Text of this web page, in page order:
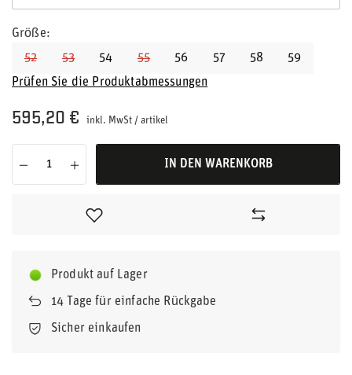
Größe
52
53 54 55 56 57 58
59
Prüfen Sie die Produktabmessungen
595,20 € inkl. MwSt / artikel
IN DEN WARENKORB
Produkt auf Lager
14 Tage für einfache Rückgabe
Sicher einkaufen